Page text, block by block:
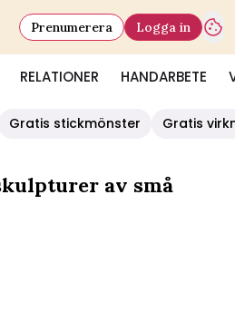
RELATIONER HANDARBETE
Prenumerera Logga in
Gratis stickmönster
Gratis
av små